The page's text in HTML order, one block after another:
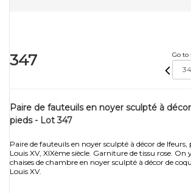
347 Go to
Paire de fauteuils en noyer sculpté à
pieds - Lot 347
Paire de fauteuils en noyer sculpté à décor de lfeurs,
Louis XV, XIXème siècle. Garniture de tissu rose. On
chaises de chambre en noyer sculpté à décor de
Louis XV.